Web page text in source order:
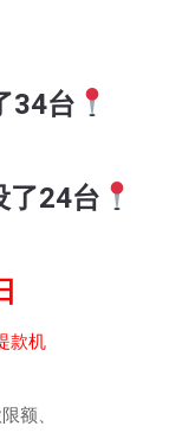
34台
了24台
款机
额、